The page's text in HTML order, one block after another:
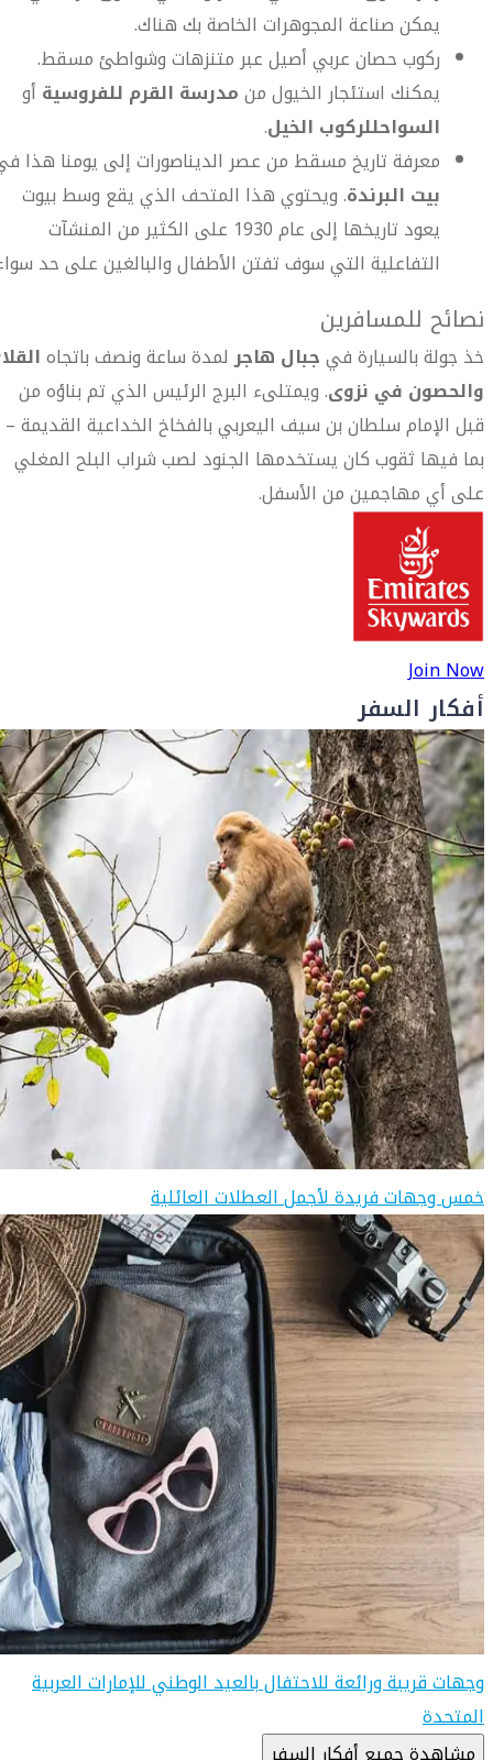
يمكن صناعة المجوهرات الخاصة بك هناك.
ركوب حصان عربي أصيل عبر متنزهات وشواطئ مسقط.
يمكنك استئجار الخيول منمدرسة القرم للفروسية أو
السواحللركوب الخيل.
معرفة تاريخ مسقط من عصر الديناصورات إلى يومنا هذا
بيت البرندة. ويحتوي هذا المتحف الذي يقع وسط بيوت
يعود تاريخها إلى عام 1930 على الكثير من المنشآت
التفاعلية التي سوف تفتن الأطفال والبالغين على حد
نصائح للمسافرين
خذ جولة بالسيارة فيجبال هاجرلمدة ساعة ونصف باتجاه
والحصون في نزوى. ويمتلىء البرج الرئيس الذي تم بناؤه من
قبل الإمام سلطان بن سيف اليعربي بالفخاخ الخداعية القديمة –
بما فيها ثقوب كان يستخدمها الجنود لصب شراب البلح المغلي
على أي مهاجمين من الأسفل.
Join Now
أفكار السفر
خمس وجهات فريدة لأجمل العطلات العائلية
وجهات قريبة ورائعة للاحتفال بالعيد الوطني للإمارات العربية
المتحدة